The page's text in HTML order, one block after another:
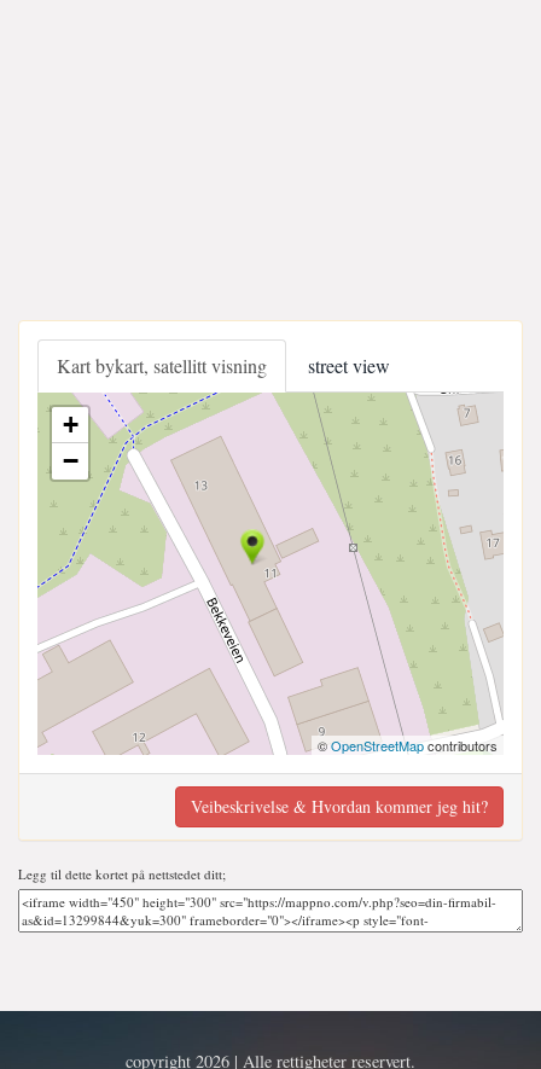
Kart bykart, satellitt visning street view
+
−
©OpenStreetMapcontributors
Veibeskrivelse & Hvordan kommer jeg hit?
Legg til dette kortet på nettstedet ditt;
copyright 2026 | Alle rettigheter reservert.